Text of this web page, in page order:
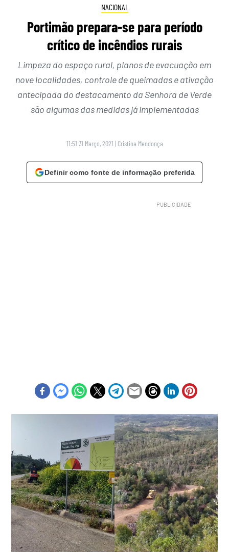
NACIONAL
Portimão prepara-se para período
crítico de incêndios rurais
Limpeza do espaço rural, planos de evacuação em
nove localidades, controle de queimadas e ativação
antecipada do destacamento da Senhora de Verde
são algumas das medidas já implementadas
11:51 31 Março, 2021 | Cristina Mendonça
Definir como fonte de informação preferida